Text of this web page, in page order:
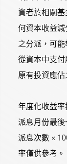
資者於相關
何資本收益
之分派，可
從資本中支
原有投資應
年度化收益
派息月份最後
派息次數 ×
率僅供參考。